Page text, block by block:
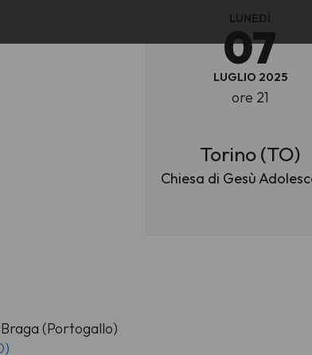
(Portogallo)
LUNEDÌ
07
LUGLIO 2025
ore 21
Torino (TO)
Chiesa di Gesù